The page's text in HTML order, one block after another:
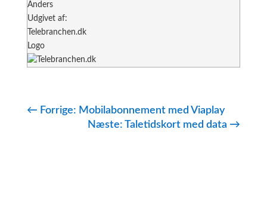
Anders
Udgivet af:
Telebranchen.dk
Logo
← Forrige: Mobilabonnement med Viaplay
Næste: Taletidskort med data →